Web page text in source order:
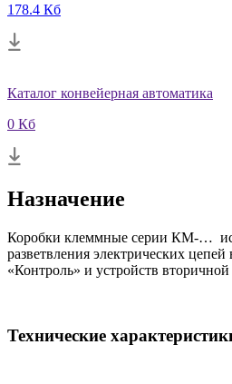
178.4 Кб
Каталог конвейерная автоматика
0 Кб
Назначение
Коробки клеммные серии КМ-…
разветвления электрических
«Контроль» и устройств
Технические